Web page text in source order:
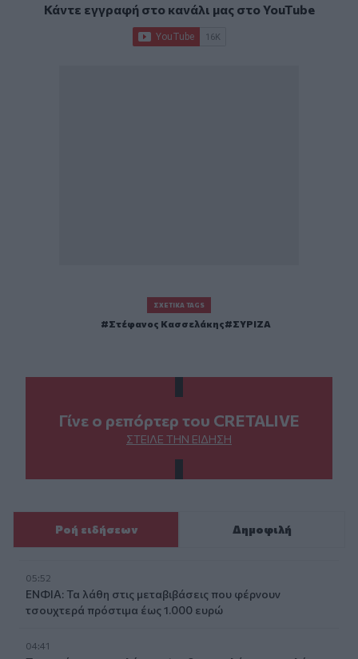
Κάντε εγγραφή στο κανάλι μας στοYouTube
ΣΧΕΤΙΚΆ TAGS
Στέφανος Κασσελάκης ΣΥΡΙΖΑ
Γίνε ο ρεπόρτερ του CRETALIVE
ΣΤΕΊΛΕ ΤΗΝ ΕΊΔΗΣΗ
Ροή ειδήσεων Δημοφιλή
05:52
ΕΝΦΙΑ: Τα λάθη στις μεταβιβάσεις που φέρνουν
τσουχτερά πρόστιμα έως 1.000 ευρώ
04:41